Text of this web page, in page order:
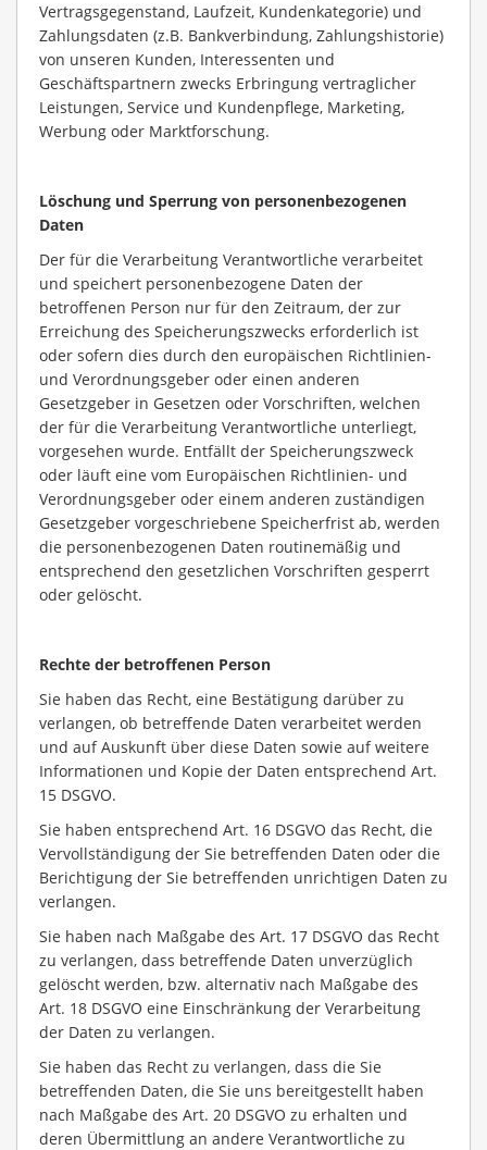
Vertragsgegenstand, Laufzeit, Kundenkategorie) und
Zahlungsdaten (z.B. Bankverbindung, Zahlungshistorie)
von unseren Kunden, Interessenten und
Geschäftspartnern zwecks Erbringung vertraglicher
Leistungen, Service und Kundenpflege, Marketing,
Werbung oder Marktforschung.
Löschung und Sperrung von personenbezogenen
Daten
Der für die Verarbeitung Verantwortliche verarbeitet
und speichert personenbezogene Daten der
betroffenen Person nur für den Zeitraum, der zur
Erreichung des Speicherungszwecks erforderlich ist
oder sofern dies durch den europäischen Richtlinien-
und Verordnungsgeber oder einen anderen
Gesetzgeber in Gesetzen oder Vorschriften, welchen
der für die Verarbeitung Verantwortliche unterliegt,
vorgesehen wurde. Entfällt der Speicherungszweck
oder läuft eine vom Europäischen Richtlinien- und
Verordnungsgeber oder einem anderen zuständigen
Gesetzgeber vorgeschriebene Speicherfrist ab, werden
die personenbezogenen Daten routinemäßig und
entsprechend den gesetzlichen Vorschriften gesperrt
oder gelöscht.
Rechte der betroffenen Person
Sie haben das Recht, eine Bestätigung darüber zu
verlangen, ob betreffende Daten verarbeitet werden
und auf Auskunft über diese Daten sowie auf weitere
Informationen und Kopie der Daten entsprechend Art.
15 DSGVO.
Sie haben entsprechend Art. 16 DSGVO das Recht, die
Vervollständigung der Sie betreffenden Daten oder die
Berichtigung der Sie betreffenden unrichtigen Daten zu
verlangen.
Sie haben nach Maßgabe des Art. 17 DSGVO das Recht
zu verlangen, dass betreffende Daten unverzüglich
gelöscht werden, bzw. alternativ nach Maßgabe des
Art. 18 DSGVO eine Einschränkung der Verarbeitung
der Daten zu verlangen.
Sie haben das Recht zu verlangen, dass die Sie
betreffenden Daten, die Sie uns bereitgestellt haben
nach Maßgabe des Art. 20 DSGVO zu erhalten und
deren Übermittlung an andere Verantwortliche zu